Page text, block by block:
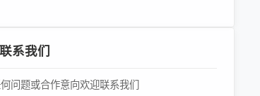
联系我们
问题或合作意向欢迎联系我们